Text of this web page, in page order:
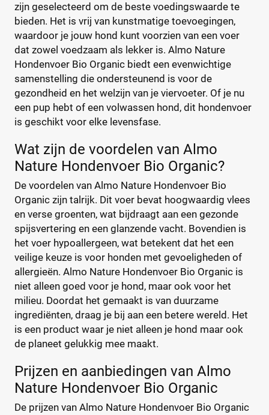
Extra vezels
Geen kunstmatige geurstoffen
Geen kunstmatige kleurstoffen
Geen kunstmatige smaakstoffen
Geen tarwegluten
Glutenvrij (0)
Graanvrij (0)
Hypoallergeen
Hondenras
Beagle
Bichon Frise
Boxer
Bulldog (0)
Cavlier King Charles
Chihuahua
Cocker (0)
▼ +21 meer
Voedingsbehoefte
zijn geselecteerd om de beste voedingswaarde te
bieden. Het is vrij van kunstmatige toevoegingen,
waardoor je jouw hond kunt voorzien van een voer
dat zowel voedzaam als lekker is. Almo Nature
Hondenvoer Bio Organic biedt een evenwichtige
samenstelling die ondersteunend is voor de
gezondheid en het welzijn van je viervoeter. Of je nu
een pup hebt of een volwassen hond, dit hondenvoer
is geschikt voor elke levensfase.
Wat zijn de voordelen van Almo
Nature Hondenvoer Bio Organic?
De voordelen van Almo Nature Hondenvoer Bio
Organic zijn talrijk. Dit voer bevat hoogwaardig vlees
en verse groenten, wat bijdraagt aan een gezonde
spijsvertering en een glanzende vacht. Bovendien is
het voer hypoallergeen, wat betekent dat het een
veilige keuze is voor honden met gevoeligheden of
allergieën. Almo Nature Hondenvoer Bio Organic is
niet alleen goed voor je hond, maar ook voor het
milieu. Doordat het gemaakt is van duurzame
ingrediënten, draag je bij aan een betere wereld. Het
is een product waar je niet alleen je hond maar ook
de planeet gelukkig mee maakt.
Prijzen en aanbiedingen van Almo
Nature Hondenvoer Bio Organic
De prijzen van Almo Nature Hondenvoer Bio Organic